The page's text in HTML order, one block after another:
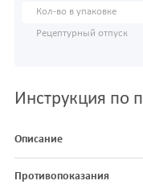
Кол-во в упаковке
Рецептурный отпуск
Инструкция по
Описание
Противопоказания